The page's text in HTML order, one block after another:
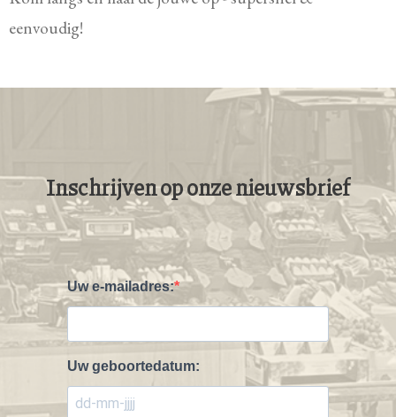
eenvoudig!
Inschrijven op onze nieuwsbrief
Uw e-mailadres:
Uw geboortedatum: